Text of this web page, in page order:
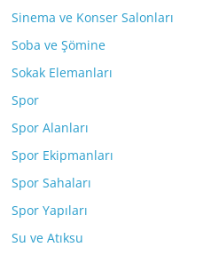
Sinema ve Konser Salonları
Soba ve Şömine
Sokak Elemanları
Spor
Spor Alanları
Spor Ekipmanları
Spor Sahaları
Spor Yapıları
Su ve Atıksu